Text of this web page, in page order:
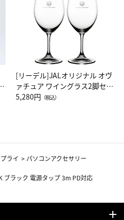
[リーデル]JALオリジナル オヴ
ァチュア ワイングラス2脚セッ
ト（レッドワイン）
5,280円 （税込）
ライ > パソコンアクセサリー
ブラック 電源タップ 3m PD対応